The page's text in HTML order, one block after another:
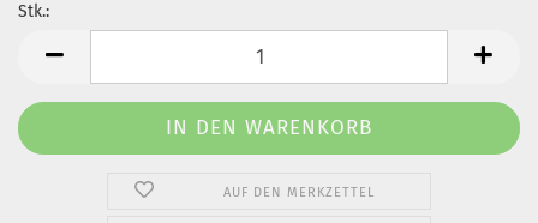
Stk.:
AUF DEN MERKZETTEL